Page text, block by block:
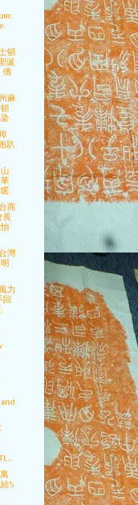
頓
誕
僑
麻
趴
商
長
灣
力
回
5